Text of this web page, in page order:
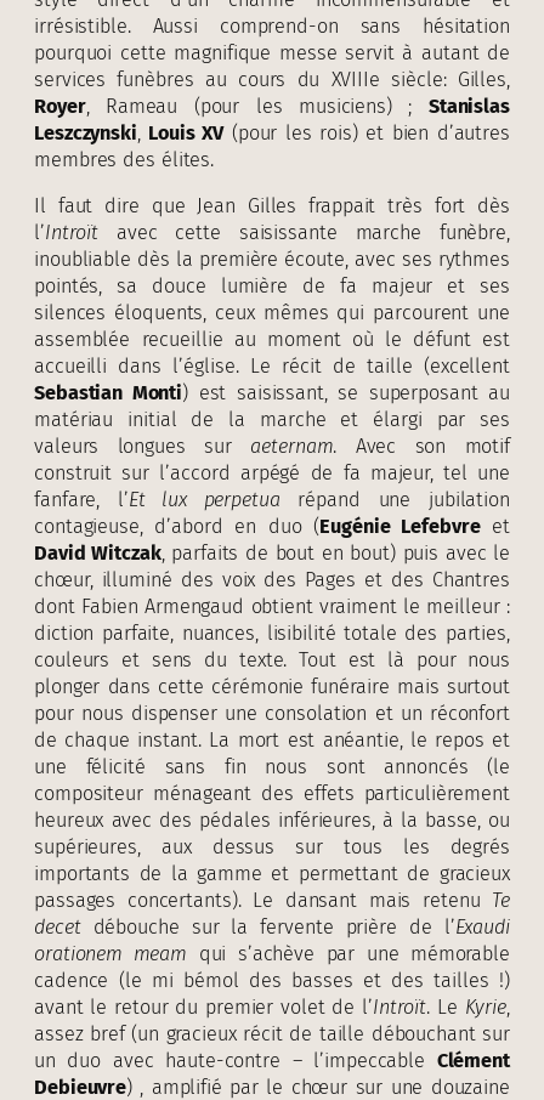
irrésistible. Aussi comprend-on sans hésitation
pourquoi cette magnifique messe servit à autant de
services funèbres au cours du XVIIIe siècle: Gilles,
Royer, Rameau (pour les musiciens) ; Stanislas
Leszczynski Louis XV(pour les rois) et bien d’autres
membres des élites.
Il faut dire que Jean Gilles frappait très fort dès
l’Introït avec cette saisissante marche funèbre,
inoubliable dès la première écoute, avec ses rythmes
pointés, sa douce lumière de fa majeur et ses
silences éloquents, ceux mêmes qui parcourent une
assemblée recueillie au moment où le défunt est
accueilli dans l’église. Le récit de taille (excellent
Sebastian Monti) est saisissant, se superposant au
matériau initial de la marche et élargi par ses
valeurs longues sur aeternam. Avec son motif
construit sur l’accord arpégé de fa majeur, tel une
fanfare, l’Et lux perpetua répand une jubilation
contagieuse, d’abord en duo (Eugénie Lefebvreet
David Witczak, parfaits de bout en bout) puis avec le
chœur, illuminé des voix des Pages et des Chantres
dont Fabien Armengaud obtient vraiment le meilleur :
diction parfaite, nuances, lisibilité totale des parties,
couleurs et sens du texte. Tout est là pour nous
plonger dans cette cérémonie funéraire mais surtout
pour nous dispenser une consolation et un réconfort
de chaque instant. La mort est anéantie, le repos et
une félicité sans fin nous sont annoncés (le
compositeur ménageant des effets particulièrement
heureux avec des pédales inférieures, à la basse, ou
supérieures, aux dessus sur tous les degrés
importants de la gamme et permettant de gracieux
passages concertants). Le dansant mais retenu Te
decetdébouche sur la fervente prière de l’Exaudi
orationem meam qui s’achève par une mémorable
cadence (le mi bémol des basses et des tailles !)
avant le retour du premier volet de l’Introït. Le Kyrie,
assez bref (un gracieux récit de taille débouchant sur
un duo avec haute-contre – l’impeccable Clément
Debieuvre) , amplifié par le chœur sur une douzaine